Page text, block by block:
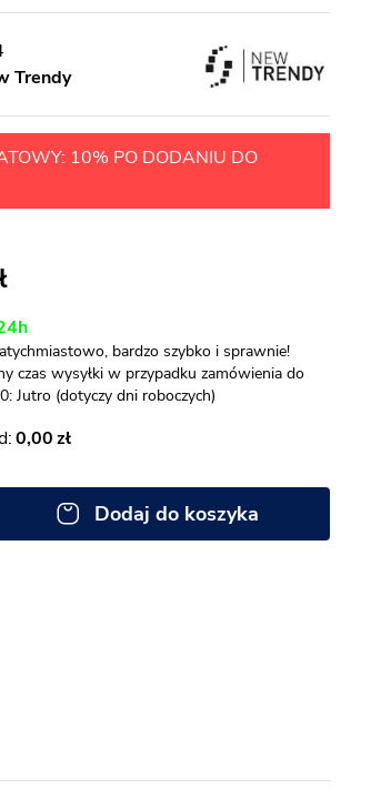
Trendy
10% PO DODANIU DO
bardzo szybko i sprawnie!
czas wysyłki w przypadku zamówienia do
Jutro (dotyczy dni roboczych)
0,00
Dodaj do koszyka